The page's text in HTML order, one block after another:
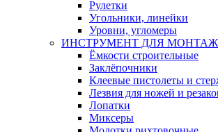
Рулетки
Угольники, линейки
Уровни, угломеры
ИНСТРУМЕНТ ДЛЯ
Ёмкости строительные
Заклёпочники
Клеевые пистолеты и
Лезвия для ножей и
Лопатки
Миксеры